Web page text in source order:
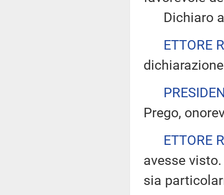
Dichiaro
ETTORE
Prego,
ETTORE
avesse
sia